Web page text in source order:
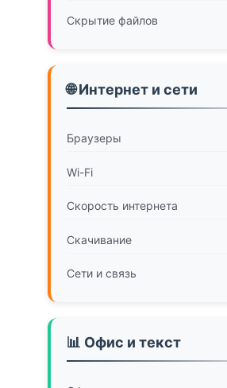
Скрытие файлов
🌐 Интернет и сети
Браузеры
Wi-Fi
Скорость интернета
Скачивание
Сети и связь
📊 Офис и текст